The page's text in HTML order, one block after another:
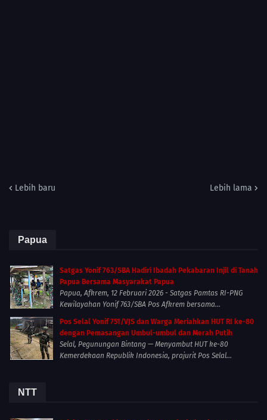
Lebih baru Lebih lama
Papua
Satgas Yonif 763/SBA Hadiri Ibadah Pekabaran Injil di Tanah
Papua Bersama Masyarakat Papua
Papua, Afkrem, 12 Februari 2026 - Satgas Pamtas RI-PNG
Kewilayahan Yonif 763/SBA Pos Afkrem bersama...
Pos Selal Yonif 751/VJS dan Warga Meriahkan HUT RI ke-80
dengan Pemasangan Umbul-umbul dan Merah Putih
Selal, Pegunungan Bintang — Menyambut HUT ke-80
Kemerdekaan Republik Indonesia, prajurit Pos Selal...
NTT